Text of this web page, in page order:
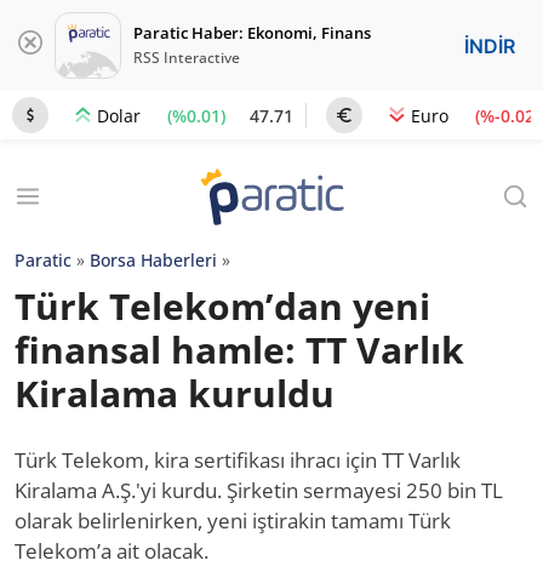
Paratic Haber: Ekonomi, Finans
RSS Interactive İNDİR
Dolar (%0.01) 47.71 Euro (%-0.02)
Paratic » Borsa Haberleri »
Türk Telekom’dan yeni
finansal hamle: TT Varlık
Kiralama kuruldu
Türk Telekom, kira sertifikası ihracı için TT Varlık
Kiralama A.Ş.'yi kurdu. Şirketin sermayesi 250 bin TL
olarak belirlenirken, yeni iştirakin tamamı Türk
Telekom’a ait olacak.